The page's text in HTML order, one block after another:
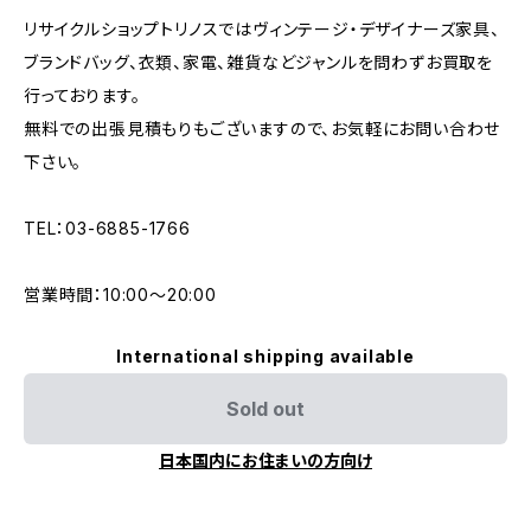
リサイクルショップトリノスではヴィンテージ・デザイナーズ家具、
ブランドバッグ、衣類、家電、雑貨などジャンルを問わずお買取を
行っております。
無料での出張見積もりもございますので、お気軽にお問い合わせ
下さい。
TEL：03-6885-1766
営業時間：10:00〜20:00
International shipping available
Sold out
日本国内にお住まいの方向け